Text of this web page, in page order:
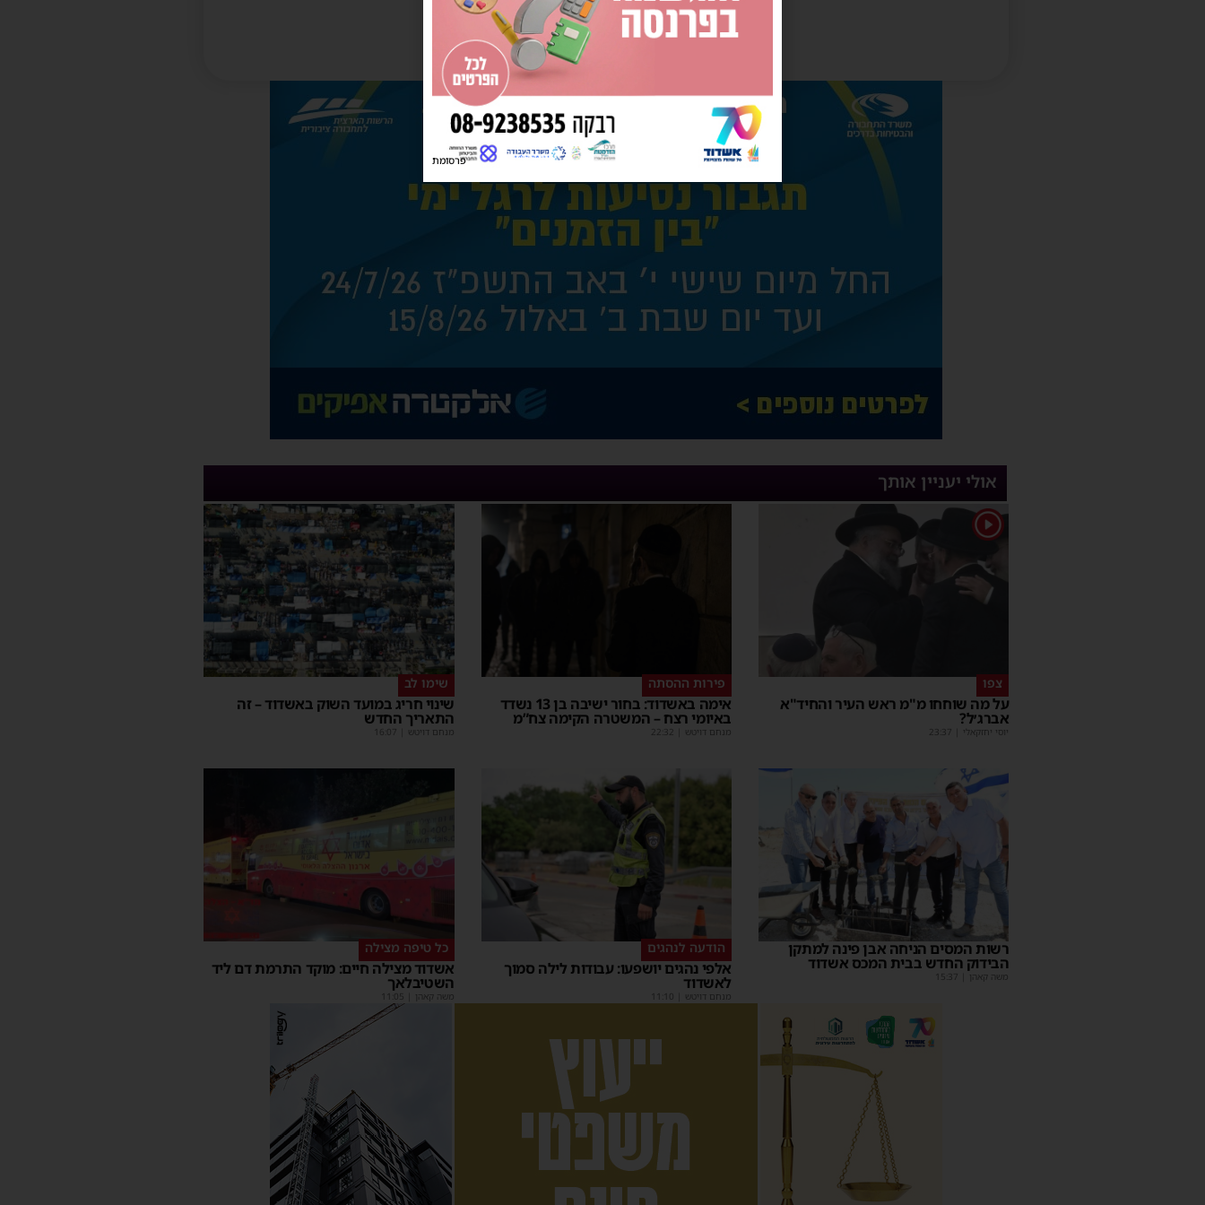
אולי יעניין אותך
1
צפו
על מה שוחחו מ"מ ראש העיר והחיד"א
אברג׳ל?
יוסי יחזקאלי 23:37
פירות ההסתה
אימה באשדוד: בחור ישיבה בן 13 נשדד
באיומי רצח – המשטרה הקימה צח”מ
מנחם דויטש 22:32
שימו לב
שינוי חריג במועד השוק באשדוד – זה
התאריך החדש
מנחם דויטש 16:07
רשות המסים הניחה אבן פינה למתקן
הבידוק החדש בבית המכס אשדוד
משה קאהן 15:37
הודעה לנהגים
אלפי נהגים יושפעו: עבודות לילה סמוך
לאשדוד
מנחם דויטש 11:10
כל טיפה מצילה
אשדוד מצילה חיים: מוקד התרמת דם ליד
השטיבלאך
משה קאהן 11:05
פרסומת